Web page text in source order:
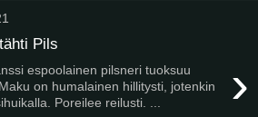
Pils
›
espoolainen pilsneri tuoksuu
on humalainen hillitysti, jotenkin
Poreilee reilusti. ...